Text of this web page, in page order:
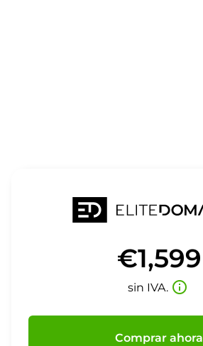
€1,599
sin IVA. info_outline
Comprar ahora